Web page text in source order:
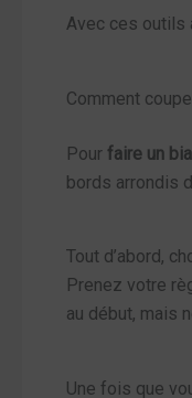
Avec ces outils
Comment
Pour faire un
bords arrondis
Tout d’abord,
Prenez votre
au début, mais
Une fois que